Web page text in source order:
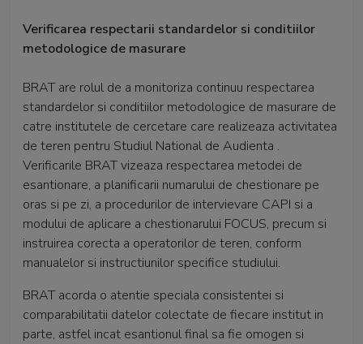
Verificarea respectarii standardelor si conditiilor
metodologice de masurare
BRAT are rolul de a monitoriza continuu respectarea
standardelor si conditiilor metodologice de masurare de
catre institutele de cercetare care realizeaza activitatea
de teren pentru Studiul National de Audienta .
Verificarile BRAT vizeaza respectarea metodei de
esantionare, a planificarii numarului de chestionare pe
oras si pe zi, a procedurilor de intervievare CAPI si a
modului de aplicare a chestionarului FOCUS, precum si
instruirea corecta a operatorilor de teren, conform
manualelor si instructiunilor specifice studiului.
BRAT acorda o atentie speciala consistentei si
comparabilitatii datelor colectate de fiecare institut in
parte, astfel incat esantionul final sa fie omogen si